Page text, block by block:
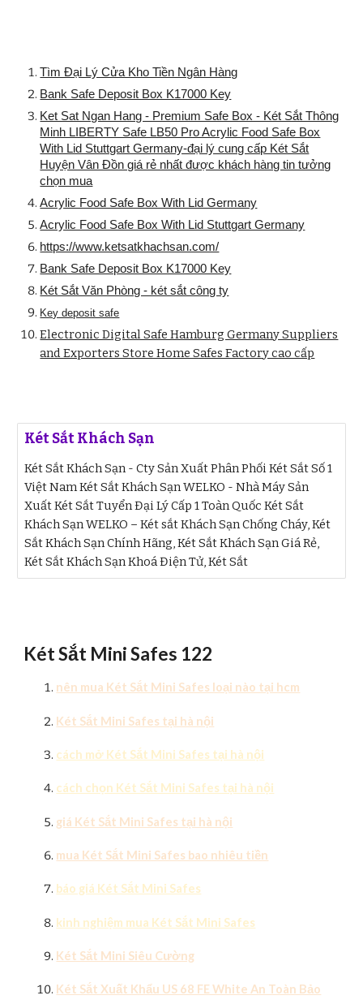
Tìm Đại Lý Cửa Kho Tiền Ngân Hàng
Bank Safe Deposit Box K17000 Key
Ket Sat Ngan Hang - Premium Safe Box - Két Sắt Thông
Minh LIBERTY Safe LB50 Pro Acrylic Food Safe Box
With Lid Stuttgart Germany-đại lý cung cấp Két Sắt
Huyện Vân Đồn giá rẻ nhất được khách hàng tin tưởng
chọn mua
Acrylic Food Safe Box With Lid Germany
Acrylic Food Safe Box With Lid Stuttgart Germany
https://www.ketsatkhachsan.com/
Bank Safe Deposit Box K17000 Key
Két Sắt Văn Phòng - két sắt công ty
Key deposit safe
Electronic Digital Safe Hamburg Germany Suppliers
and Exporters Store Home Safes Factory cao cấp
Két Sắt Khách Sạn
Két Sắt Khách Sạn - Cty Sản Xuất Phân Phối Két Sắt Số 1
Việt Nam Két Sắt Khách Sạn WELKO - Nhà Máy Sản
Xuất Két Sắt Tuyển Đại Lý Cấp 1 Toàn Quốc Két Sắt
Khách Sạn WELKO – Két sắt Khách Sạn Chống Cháy, Két
Sắt Khách Sạn Chính Hãng, Két Sắt Khách Sạn Giá Rẻ,
Két Sắt Khách Sạn Khoá Điện Tử, Két Sắt
Két Sắt Mini Safes 122
nên mua Két Sắt Mini Safes loại nào tại hcm
Két Sắt Mini Safes tại hà nội
cách mở Két Sắt Mini Safes tại hà nội
cách chọn Két Sắt Mini Safes tại hà nội
giá Két Sắt Mini Safes tại hà nội
mua Két Sắt Mini Safes bao nhiêu tiền
báo giá Két Sắt Mini Safes
kinh nghiệm mua Két Sắt Mini Safes
Két Sắt Mini Siêu Cường
Két Sắt Xuất Khẩu US 68 FE White An Toàn Bảo